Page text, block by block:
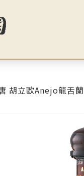
胡立歐Anejo龍舌蘭